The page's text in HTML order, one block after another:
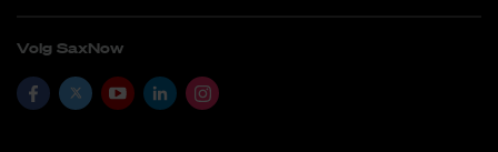
Volg SaxNow